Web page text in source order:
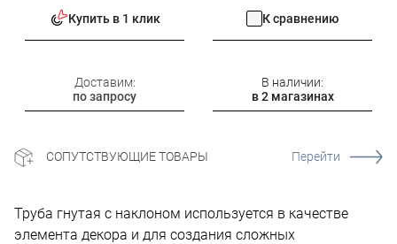
Купить в 1 клик К сравнению
Доставим:
по запросу
В наличии:
в 2 магазинах
СОПУТСТВУЮЩИЕ ТОВАРЫ Перейти
Труба гнутая с наклоном используется в качестве
элемента декора и для создания сложных